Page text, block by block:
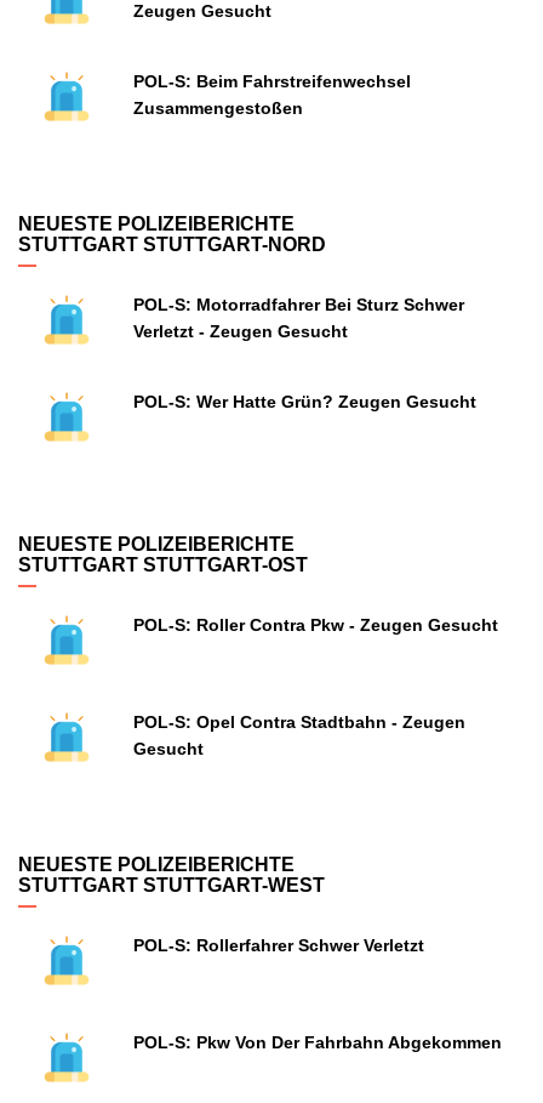
Zeugen Gesucht
POL-S: Beim Fahrstreifenwechsel
Zusammengestoßen
NEUESTE POLIZEIBERICHTE
STUTTGART STUTTGART-NORD
POL-S: Motorradfahrer Bei Sturz Schwer
Verletzt - Zeugen Gesucht
POL-S: Wer Hatte Grün? Zeugen Gesucht
NEUESTE POLIZEIBERICHTE
STUTTGART STUTTGART-OST
POL-S: Roller Contra Pkw - Zeugen Gesucht
POL-S: Opel Contra Stadtbahn - Zeugen
Gesucht
NEUESTE POLIZEIBERICHTE
STUTTGART STUTTGART-WEST
POL-S: Rollerfahrer Schwer Verletzt
POL-S: Pkw Von Der Fahrbahn Abgekommen